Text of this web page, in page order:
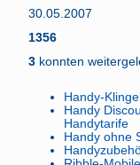
30.05.2007
1356
3 konnten
Handy-
Handy
Handytarife
Handy ohne